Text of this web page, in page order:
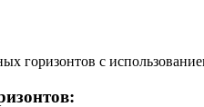
горизонтов с